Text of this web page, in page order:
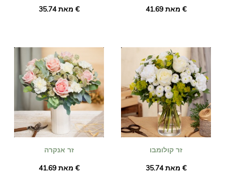
מאת ‏35.74 €
מאת ‏41.69 €
זר אנקרה
מאת ‏41.69 €
זר קולומבו
מאת ‏35.74 €